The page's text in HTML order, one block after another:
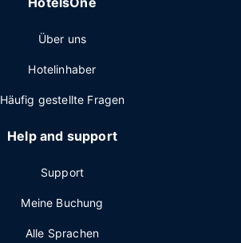
Über uns
Hotelinhaber
Häufig gestellte Fragen
Help and support
Support
Meine Buchung
Alle Sprachen